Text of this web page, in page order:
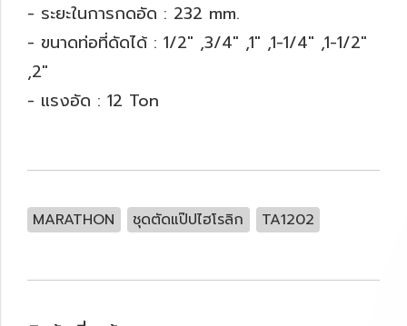
- ระยะในการกดอัด : 232 mm.
- ขนาดท่อที่ดัดได้ : 1/2" ,3/4" ,1" ,1-1/4" ,1-1/2"
,2"
- แรงอัด : 12 Ton
MARATHON ชุดตัดแป๊ปไฮโรลิก TA1202